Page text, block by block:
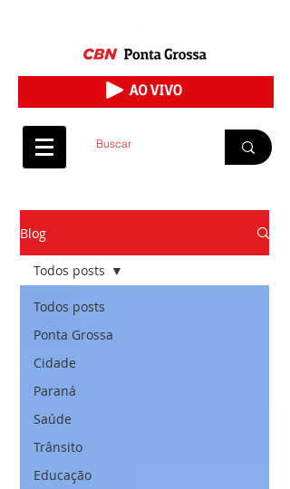
Blog
Todos posts
Ponta Grossa
Cidade
Paraná
Saúde
Trânsito
Educação
Todos posts